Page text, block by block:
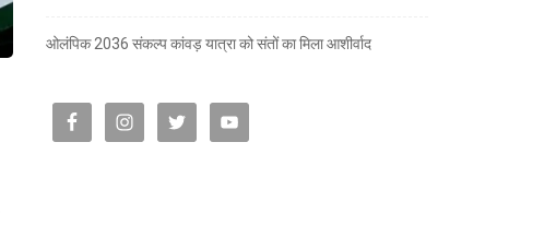
ओलंपिक 2036 संकल्प कांवड़ यात्रा को संतों का मिला आशीर्वाद